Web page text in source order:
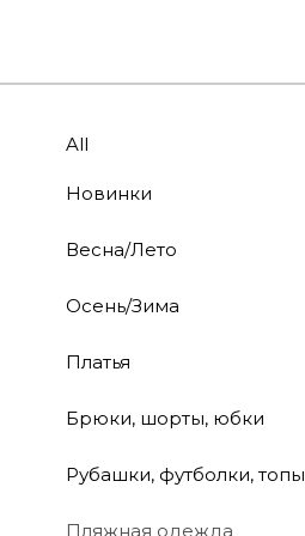
All
Новинки
Весна/Лето
Осень/Зима
Платья
Брюки, шорты, юбки
Рубашки, футболки, топы
Пляжная одежда